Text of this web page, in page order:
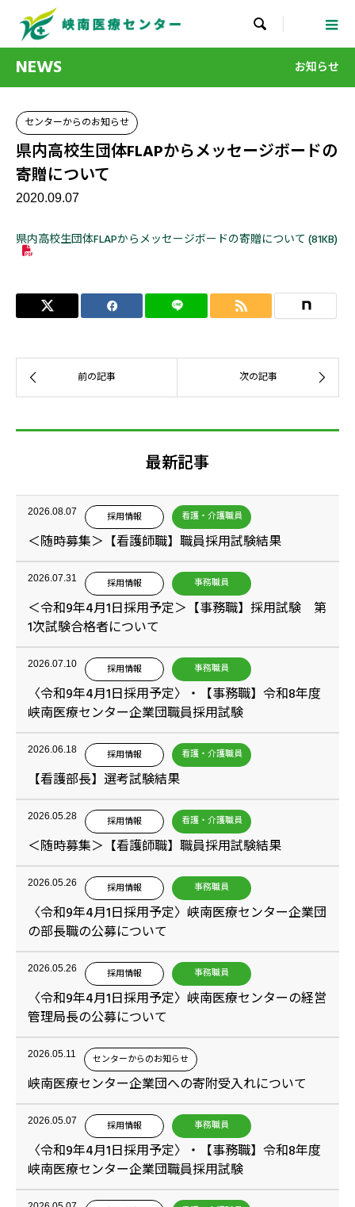

NEWS お知らせ
センターからのお知らせ
県内高校生団体FLAPからメッセージボードの
寄贈について
2020.09.07
県内高校生団体FLAPからメッセージボードの寄贈について (81KB)
最新記事
2026.08.07 採用情報 看護・介護職員
＜随時募集＞【看護師職】職員採用試験結果
2026.07.31 採用情報 事務職員
＜令和9年4月1日採用予定＞【事務職】採用試験 第
1次試験合格者について
2026.07.10 採用情報 事務職員
〈令和9年4月1日採用予定〉・【事務職】令和8年度
峡南医療センター企業団職員採用試験
2026.06.18 採用情報 看護・介護職員
【看護部長】選考試験結果
2026.05.28 採用情報 看護・介護職員
＜随時募集＞【看護師職】職員採用試験結果
2026.05.26 採用情報 事務職員
〈令和9年4月1日採用予定〉峡南医療センター企業団
の部長職の公募について
2026.05.26 採用情報 事務職員
〈令和9年4月1日採用予定〉峡南医療センターの経営
管理局長の公募について
2026.05.11 センターからのお知らせ
峡南医療センター企業団への寄附受入れについて
2026.05.07 採用情報 事務職員
〈令和9年4月1日採用予定〉・【事務職】令和8年度
峡南医療センター企業団職員採用試験